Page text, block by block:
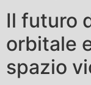
Il futuro
orbitale
spazio